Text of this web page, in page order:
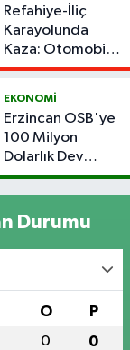
Refahiye-İliç
Karayolunda
Kaza: Otomobil
Yoldan Çıktı, 6
EKONOMİ
Erzincan OSB'ye
100 Milyon
Dolarlık Dev
Yatırım: Bin Kişiye
İstihdam
Hedefleniyor
Durumu
O P
0 0